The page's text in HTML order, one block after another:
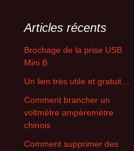
Articles récents
Brochage de la prise USB
Mini B
Un lien très utile et gratuit…
Comment brancher un
voltmètre ampèremètre
chinois
Comment supprimer des